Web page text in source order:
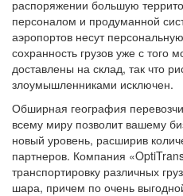
распоряжении большую
персоналом и продуманной
аэропортов несут
сохранность грузов уже с того
доставлены на склад, так что
злоумышленниками исключен.
Обширная география
всему миру позволит вашему
новый уровень, расширив
партнеров. Компания
транспортировку различных
шара, причем по очень